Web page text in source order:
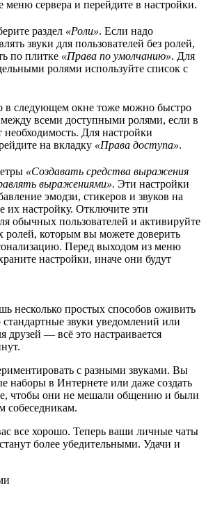
меню сервера и перейдите в настройки.
раздел «Роли». Если надо
звуки для пользователей без ролей,
по плитке «Права по умолчанию». Для
ролями используйте список с
в следующем окне тоже можно быстро
между всеми доступными ролями, если в
необходимость. Для настройки
на вкладку «Права доступа».
«Создавать средства выражения
выражениями». Эти настройки
эмодзи, стикеров и звуков на
их настройку. Отключите эти
обычных пользователей и активируйте
ролей, которым вы можете доверить
Перед выходом из меню
настройки, иначе они будут
несколько простых способов оживить
звуки уведомлений или
друзей — всё это настраивается
с разными звуками. Вы
наборы в Интернете или даже создать
чтобы они не мешали общению и были
собеседникам.
все хорошо. Теперь ваши личные чаты
более убедительными. Удачи и